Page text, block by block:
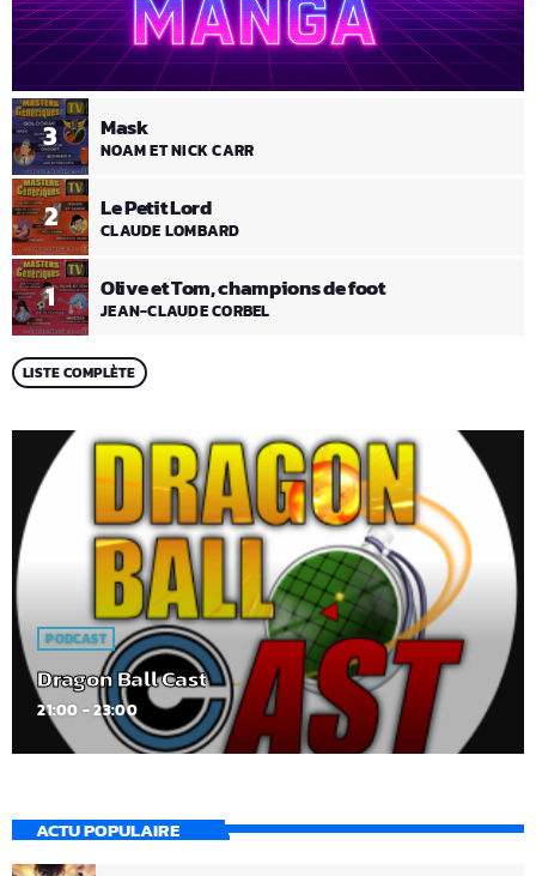
1 Olive et Tom, champions de foot
JEAN-CLAUDE CORBEL
2 Le Petit Lord
CLAUDE LOMBARD
3 Mask
NOAM ET NICK CARR
LISTE COMPLÈTE
PODCAST
Dragon Ball Cast
21:00 - 23:00
ACTU POPULAIRE